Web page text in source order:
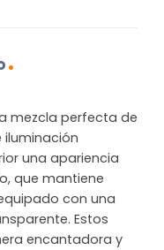
mezcla perfecta de
una apariencia
que mantiene
con una
Estos
encantadora y